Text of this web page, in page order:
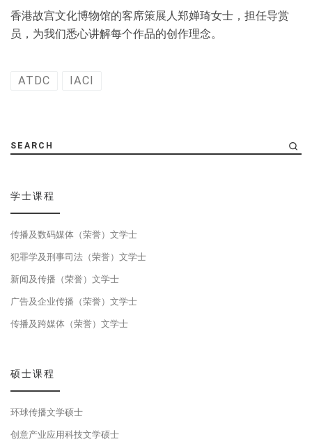
香港故宫文化博物馆的客席策展人郑婵琦女士，担任导赏
员，为我们悉心讲解每个作品的创作理念。
ATDC IACI
SEARCH
学士课程
传播及数码媒体（荣誉）文学士
犯罪学及刑事司法（荣誉）文学士
新闻及传播（荣誉）文学士
广告及企业传播（荣誉）文学士
传播及跨媒体（荣誉）文学士
硕士课程
环球传播文学硕士
创意产业应用科技文学硕士